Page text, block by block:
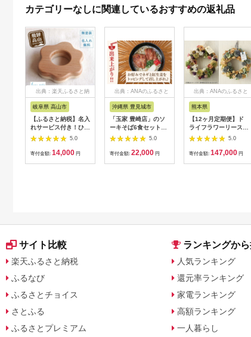
カテゴリーなしに関連しているおすすめの返礼品
出典：楽天ふるさと納
岐阜県 高山市
【ふるさと納税】名入
れサービス付き！ひな
ちゃんのマラカス | ベ
ビーラトル 岐阜県産
の木のおもちゃ 無塗
5.0
寄付金額: 14,000 円
出典：ANAのふるさと
沖縄県 豊見城市
「玉家 豊崎店」のソ
ーキそば6食セット｜
沖縄そば そば 沖縄 お
きなわ 麺 麺類 ソーキ
セット 玉家豊崎店 沖
5.0
寄付金額: 22,000 円
出典：ANAのふるさと
熊本県
【12ヶ月定期便】ド
ライフラワーリース
Mサイズ
5.0
寄付金額: 147,000 円
サイト比較
楽天ふるさと納税
ふるなび
ふるさとチョイス
さとふる
ふるさとプレミアム
ランキングか
人気ランキング
還元率ランキング
家電ランキング
高額ランキング
一人暮らし